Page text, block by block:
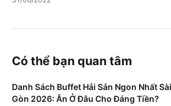
Có thể bạn quan tâm
Danh Sách Buffet Hải Sản Ngon Nhất Sài
Gòn 2026: Ăn Ở Đâu Cho Đáng Tiền?